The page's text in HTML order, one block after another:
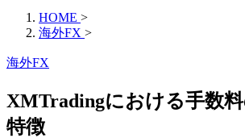
HOME >
海外FX >
海外FX
XMTradingにおける手数
特徴